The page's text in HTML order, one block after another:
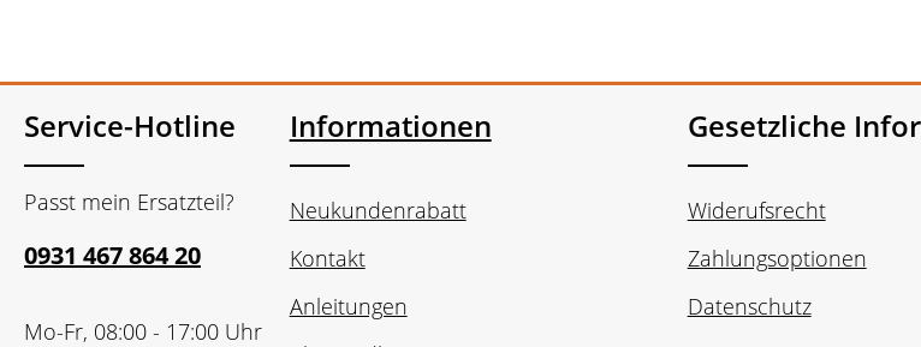
Service-Hotline
Passt mein Ersatzteil?
0931 467 864 20
Mo-Fr, 08:00 - 17:00 Uhr
Informationen
Neukundenrabatt
Kontakt
Anleitungen
Gesetzliche
Widerufsrecht
Zahlungsoptionen
Datenschutz